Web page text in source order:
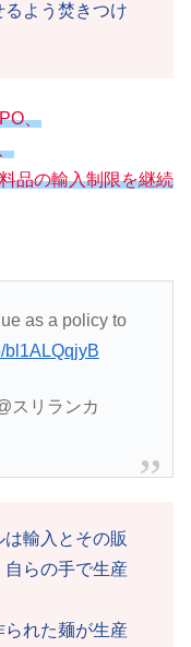
よう焚きつけ
、
品の輸入制限を継続
as a policy to
bl1ALQqjyB
リランカ
は輸入とその販
らの手で生産
られた麺が生産